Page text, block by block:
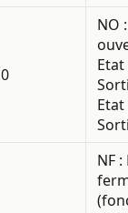
0
NO
Etat
NF